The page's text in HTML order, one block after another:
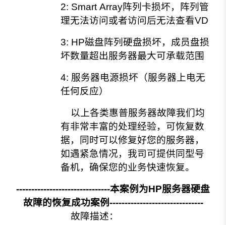
2: Smart Array阵列卡损坏，阵列管
理无法访问或者访问后无法查看VD
3: HP磁盘阵列硬盘损坏，成员盘损
坏数量超出服务器最大可承载范围
4: 服务器电源损坏（服务器上电无
任何反应）
以上各类惠普服务器故障我们均
有非常丰富的处理经验，可恢复数
据，同时可以修复好您的服务器，
如遇紧急情况，我司可提供同型号
备机，确保您的业务快速恢复。
-------------------------------本案例为HP服务器硬盘
故障的恢复成功案例-------------------------------
故障描述：